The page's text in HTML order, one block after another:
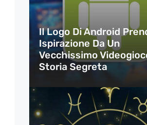
Il Logo Di Android
Ispirazione Da Un
Vecchissimo
Storia Segreta